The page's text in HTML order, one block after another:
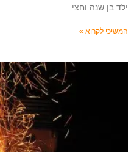
ילד בן שנה וחצי
המשיכי לקרוא »